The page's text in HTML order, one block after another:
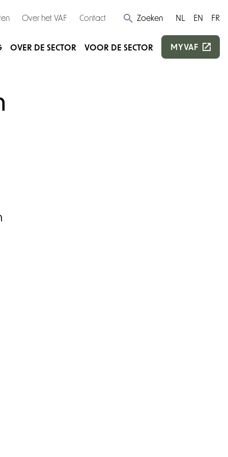
Over het VAF Contact Zoeken NL EN FR
OVER DE SECTOR VOOR DE SECTOR MYVAF